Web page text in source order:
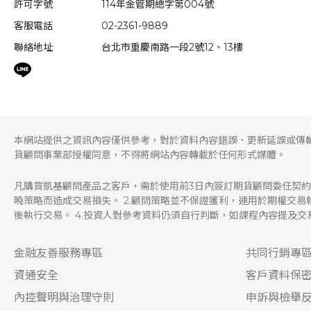
許可字號
114年金管期總字第004號
客服電話
02-2361-9889
聯絡地址
台北市重慶南路一段2號12、13樓
本網站提供之資訊內容僅供參考，對於資料內容錯誤、更新延誤或
貨顧問事業部授權同意，不得將網站內容轉載於任何形式媒體。
凡購買凱基顧問產品之客戶，需於使用前3日內簽訂期貨顧問委任
曉策略而造成交易損失。 2.顧問策略並不保證獲利，運用於期權交
後執行交易。 4.投資人對參考資料仍須自行判斷，如課程內容提及
金融友善服務專區
共同行銷專
資通安全
客戶資料保
內控聲明與治理守則
申訴與檢舉